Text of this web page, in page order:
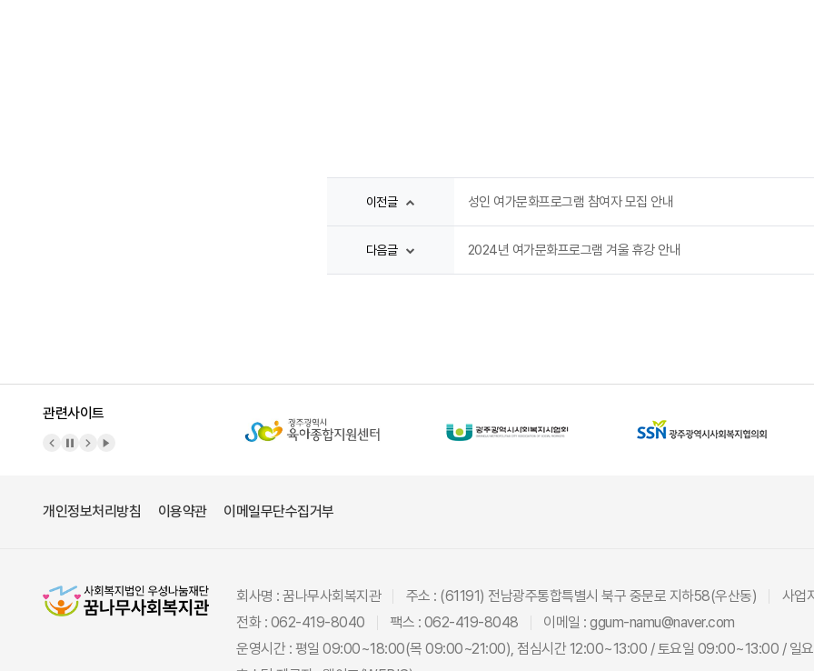
이전글 성인 여가문화프로그램 참여자 모집 안내
다음글 2024년 여가문화프로그램 겨울 휴강 안내
관련사이트
이전 배너
배너 정지
다음 배너
배너 재생
개인정보처리방침 이용약관 이메일무단수집거부
회사명 : 꿈나무사회복지관 주소 : (61191) 전남광주통합특별시 북구 중문로 지하58(우산동)
사업
전화 : 062-419-8040
팩스 : 062-419-8048
이메일 : ggum-namu@naver.com
운영시간 : 평일 09:00~18:00(목 09:00~21:00), 점심시간 12:00~13:00 / 토요일 09:00~13:00 / 일요